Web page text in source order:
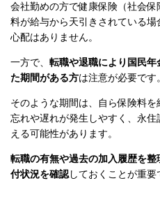
会社勤めの方で健康保険（社会
料が給与から天引きされている
心配はありません。
一方で、 転職や退職により国民
た期間がある方は注意が必要です。
そのような期間は、自ら保険料
忘れや遅れが発生しやすく、永
える可能性があります。
転職の有無や過去の加入履歴を
付状況を確認しておくことが重要